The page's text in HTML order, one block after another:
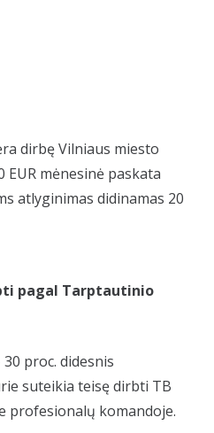
dirbę Vilniaus miesto
mėnesinė paskata
atlyginimas didinamas 20
pagal Tarptautinio
proc. didesnis
suteikia teisę dirbti TB
profesionalų komandoje.